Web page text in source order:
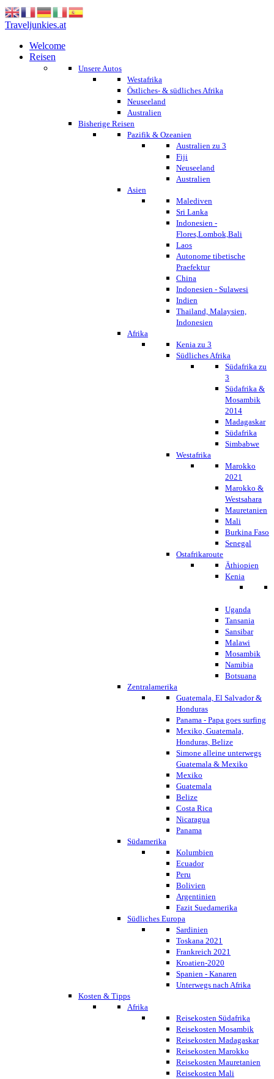
Traveljunkies.at
Welcome
Reisen
Unsere Autos
Westafrika
Östliches- & südliches Afrika
Neuseeland
Australien
Bisherige Reisen
Pazifik & Ozeanien
Australien zu 3
Fiji
Neuseeland
Australien
Asien
Malediven
Sri Lanka
Indonesien -
Flores,Lombok,Bali
Laos
Autonome tibetische
Praefektur
China
Indonesien - Sulawesi
Indien
Thailand, Malaysien,
Indonesien
Afrika
Kenia zu 3
Südliches Afrika
Südafrika zu
3
Südafrika &
Mosambik
2014
Madagaskar
Südafrika
Simbabwe
Westafrika
Marokko
2021
Marokko &
Westsahara
Mauretanien
Mali
Burkina Faso
Senegal
Ostafrikaroute
Äthiopien
Kenia
Uganda
Tansania
Sansibar
Malawi
Mosambik
Namibia
Botsuana
Zentralamerika
Guatemala, El Salvador &
Honduras
Panama - Papa goes surfing
Mexiko, Guatemala,
Honduras, Belize
Simone alleine unterwegs
Guatemala & Mexiko
Mexiko
Guatemala
Belize
Costa Rica
Nicaragua
Panama
Südamerika
Kolumbien
Ecuador
Peru
Bolivien
Argentinien
Fazit Suedamerika
Südliches Europa
Sardinien
Toskana 2021
Frankreich 2021
Kroatien-2020
Spanien - Kanaren
Unterwegs nach Afrika
Kosten & Tipps
Afrika
Reisekosten Südafrika
Reisekosten Mosambik
Reisekosten Madagaskar
Reisekosten Marokko
Reisekosten Mauretanien
Reisekosten Mali